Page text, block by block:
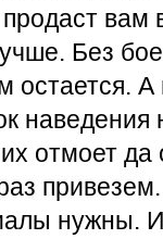
вам
Без
остается. А
отмоет да
нужны.